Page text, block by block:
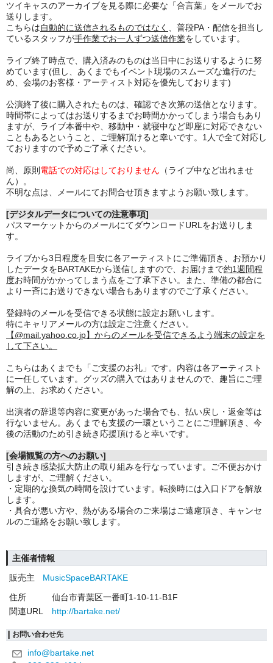
ツイキャスのアーカイブを見る際に必要な「合言葉」をメールでお
送りします。
こちらは自動的に送信されるものではなく
、普段PA・配信を担当し
ているスタッフが手作業でお一人ずつ送信作業をしています。
ライブ終了時点で、購入済みのものは当日中にお送りするように努
めています(但し、あくまでもイベント現場のスムーズな進行のた
め、会場のお客様・アーティスト対応を優先しております)
公演終了後に購入されたものは、確認でき次第の送信となります。
時間帯によってはお送りするまでお時間かかってしまう場合もあり
ますが、ライブ本番中や、移動中・就寝中など即座に対応できない
こともあるということ、ご理解頂けると幸いです。1人で全て対応し
ておりますので予めご了承ください。
尚、原則 電話での対応はしておりません （ライブ中など出れませ
ん）。
不明な点は、メールにてお問合せ頂きますようお願い致します。
[デジタルデータについての注意事項]
パスマーケットからのメールにてダウンロードURLをお送りしま
す。
ライブから3日程度を目安に各アーティストにご準備頂き、お預かり
したデータをBARTAKEから送信しますので、お届けまで約1週間程
度お時間がかかってしまう点をご了承下さい。また、準備の都合に
より一斉にお送りできない場合もありますのでご了承ください。
登録時のメールを受信できる状態に設定お願いします。
特にキャリアメールの方は設定ご注意ください。
【@mail.yahoo.co.jp】からのメールを受信できるよう端末の設定を
して下さい。
こちらはあくまでも「ご支援のお礼」です。内容は各アーティスト
に一任しています。グッズの購入ではありませんので、趣旨にご理
解の上、お求めください。
出演者の辞退等内容に変更があった場合でも、払い戻し・返金等は
行ないません。あくまでも支援の一環ということにご理解頂き、今
後の活動のため引き続き応援頂けると幸いです。
[会場観覧の方へのお願い]
引き続き感染拡大防止の取り組みを行なっています。ご不便おかけ
しますが、ご理解ください。
・定期的な換気の時間を設けています。転換時には入口ドアを解放
します。
・具合が悪い方や、熱がある場合のご来場はご遠慮頂き、キャンセ
ルのご連絡をお願い致します。
主催者情報
販売主
MusicSpaceBARTAKE
住所
仙台市青葉区一番町1-10-11-B1F
関連URL
http://bartake.net/
お問い合わせ先
info@bartake.net